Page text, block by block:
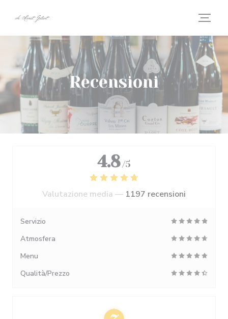
Recensioni
4.8 /5
Valutazione media — 1197 recensioni
Servizio
Atmosfera
Menu
Qualità/Prezzo